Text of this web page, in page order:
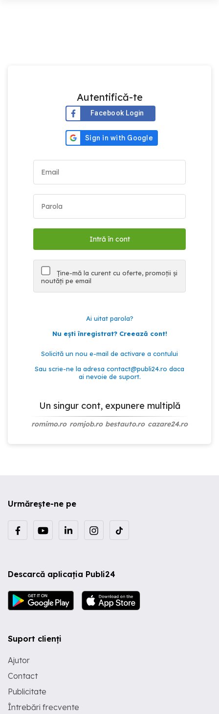
Autentifică-te
Facebook Login
Ține-mă la curent cu oferte, promoții și
noutăți pe email
Ai uitat parola?
Nu ești înregistrat? Creează cont!
Solicită un nou e-mail de activare a contului
Sau scrie-ne la adresa contact@publi24.ro daca
ai nevoie de suport.
Un singur cont, expunere multiplă
romimo.ro romjob.ro bestauto.ro cazare24.ro
Urmărește-ne pe
Descarcă aplicația Publi24
Suport clienți
Ajutor
Contact
Publicitate
Întrebări frecvente